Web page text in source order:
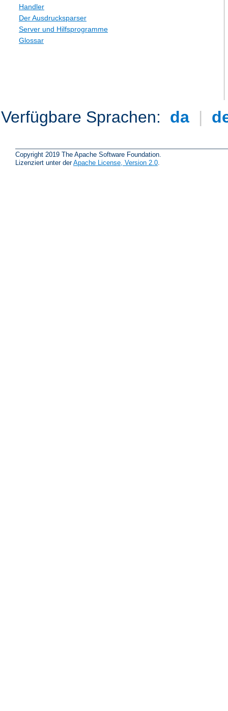
Handler
Der Ausdrucksparser
Server und Hilfsprogramme
Glossar
Verfügbare Sprachen: da |
Copyright 2019 The Apache Software Foundation.
Lizenziert unter derApache License, Version 2.0